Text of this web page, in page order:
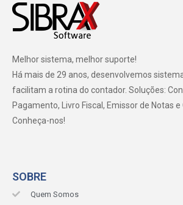
Melhor sistema, melhor suporte!
Há mais de 29 anos, desenvolvemos
facilitam a rotina do contador. Soluções:
Pagamento, Livro Fiscal, Emissor de Notas e
Conheça-nos!
SOBRE
Quem Somos